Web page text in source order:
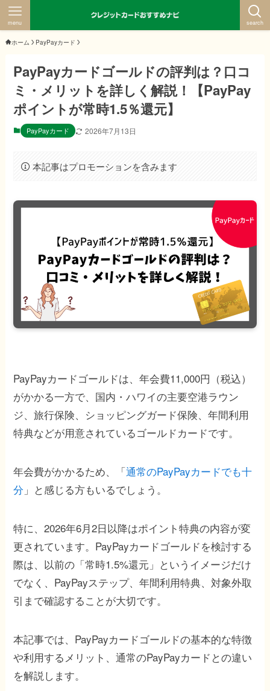
search
menu
ホーム PayPayカード
PayPayカードゴールドの評判は？口コ
ミ・メリットを詳しく解説！【PayPay
ポイントが常時1.5％還元】
PayPayカード 2026年7月13日
本記事はプロモーションを含みます
PayPayカードゴールドは、年会費11,000円（税込）
がかかる一方で、国内・ハワイの主要空港ラウン
ジ、旅行保険、ショッピングガード保険、年間利用
特典などが用意されているゴールドカードです。
年会費がかかるため、「通常のPayPayカードでも十
分 」と感じる方もいるでしょう。
特に、2026年6月2日以降はポイント特典の内容が変
更されています。PayPayカードゴールドを検討する
際は、以前の「常時1.5%還元」というイメージだけ
でなく、PayPayステップ、年間利用特典、対象外取
引まで確認することが大切です。
本記事では、PayPayカードゴールドの基本的な特徴
や利用するメリット、通常のPayPayカードとの違い
を解説します。